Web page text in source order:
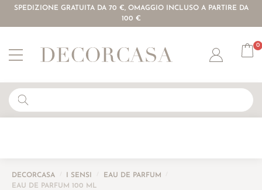
SPEDIZIONE GRATUITA DA 70 €, OMAGGIO INCLUSO A PARTIRE DA
100 €
Account
0
DECORCASA I SENSI EAU DE PARFUM
EAU DE PARFUM 100 ML